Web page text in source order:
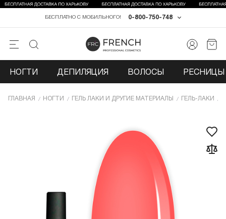
0-800-750-748
БЕСПЛАТНО С МОБИЛЬНОГО!
НОГТИ ДЕПИЛЯЦИЯ ВОЛОСЫ РЕСНИЦЫ
ГЛАВНАЯ НОГТИ ГЕЛЬ ЛАКИ И ДРУГИЕ МАТЕРИАЛЫ ГЕЛЬ-ЛАКИ